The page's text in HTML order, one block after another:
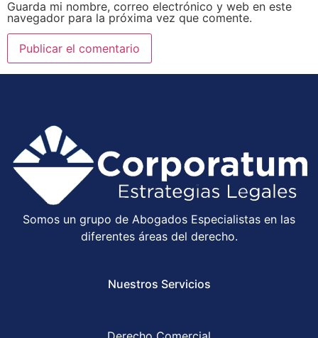
Guarda mi nombre, correo electrónico y web en este
navegador para la próxima vez que comente.
Somos un grupo de Abogados Especialistas en las
diferentes áreas del derecho.
Nuestros Servicios